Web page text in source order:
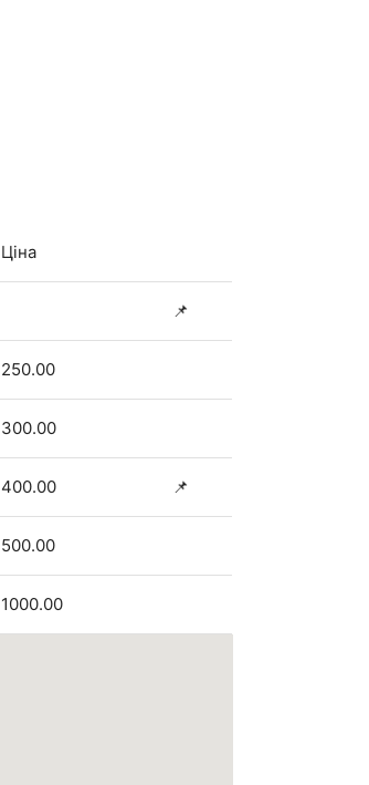
Ціна
📌
250.00
300.00
400.00 📌
500.00
1000.00